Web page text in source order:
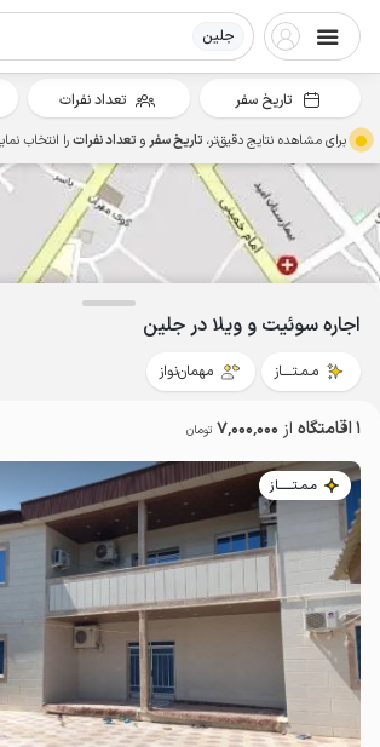
جلین
میلیون ت
اجاره سوئیت و ویلا در جلین
مـمـتــــاز مهمان‌نواز
1 اقامتگاه از 7٬000٬000 تومان
مـمـتــــــاز
تاریخ سفر تعداد نفرات
برای مشاهده نتایج دقیق‌تر، تاریخ سفرو تعداد نفراترا انتخاب